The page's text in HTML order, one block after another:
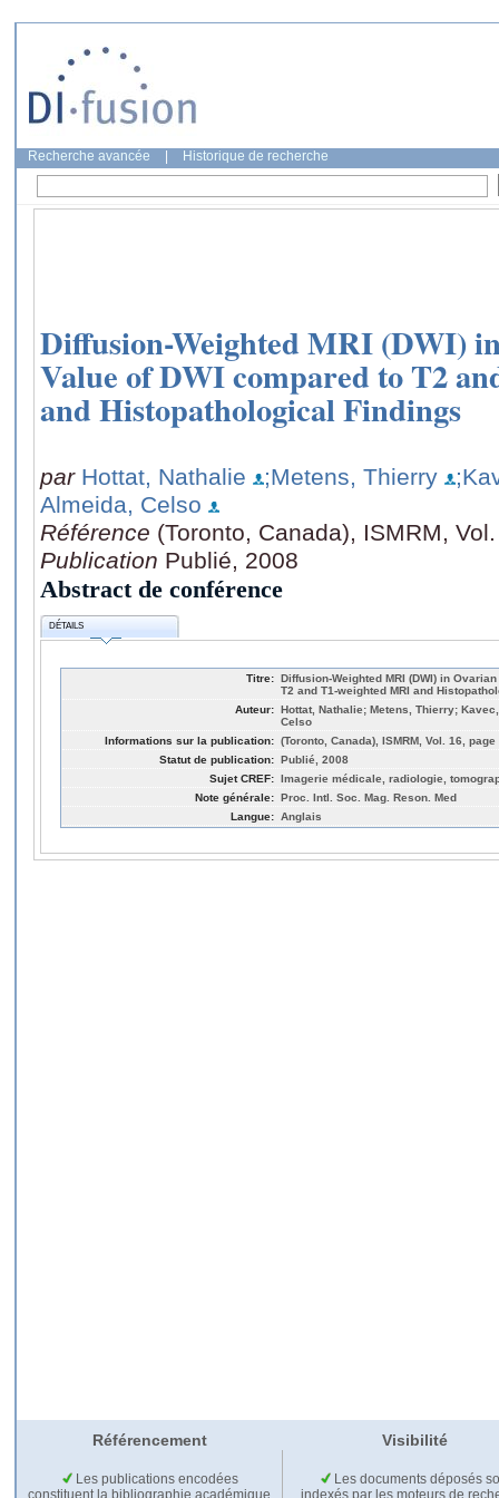
Recherche avancée Historique de recherche
Diffusion-Weighted MRI (DWI)
Value of DWI compared to T2
and Histopathological Findings
par Hottat, Nathalie ;Metens, Thierry
Almeida, Celso
Référence (Toronto, Canada), ISMRM,
Publication Publié, 2008
Abstract de conférence
DÉTAILS
Titre: Diffusion-Weighted MRI (DWI) in
T2 and T1-weighted MRI and
Auteur: Hottat, Nathalie; Metens, Thierry;
Celso
Informations sur la publication: (Toronto, Canada), ISMRM, Vol. 16, page
Statut de publication: Publié, 2008
Sujet CREF: Imagerie médicale, radiologie,
Note générale: Proc. Intl. Soc. Mag. Reson. Med
Langue: Anglais
Référencement Visibilité
Les publications encodées
Les documents déposés